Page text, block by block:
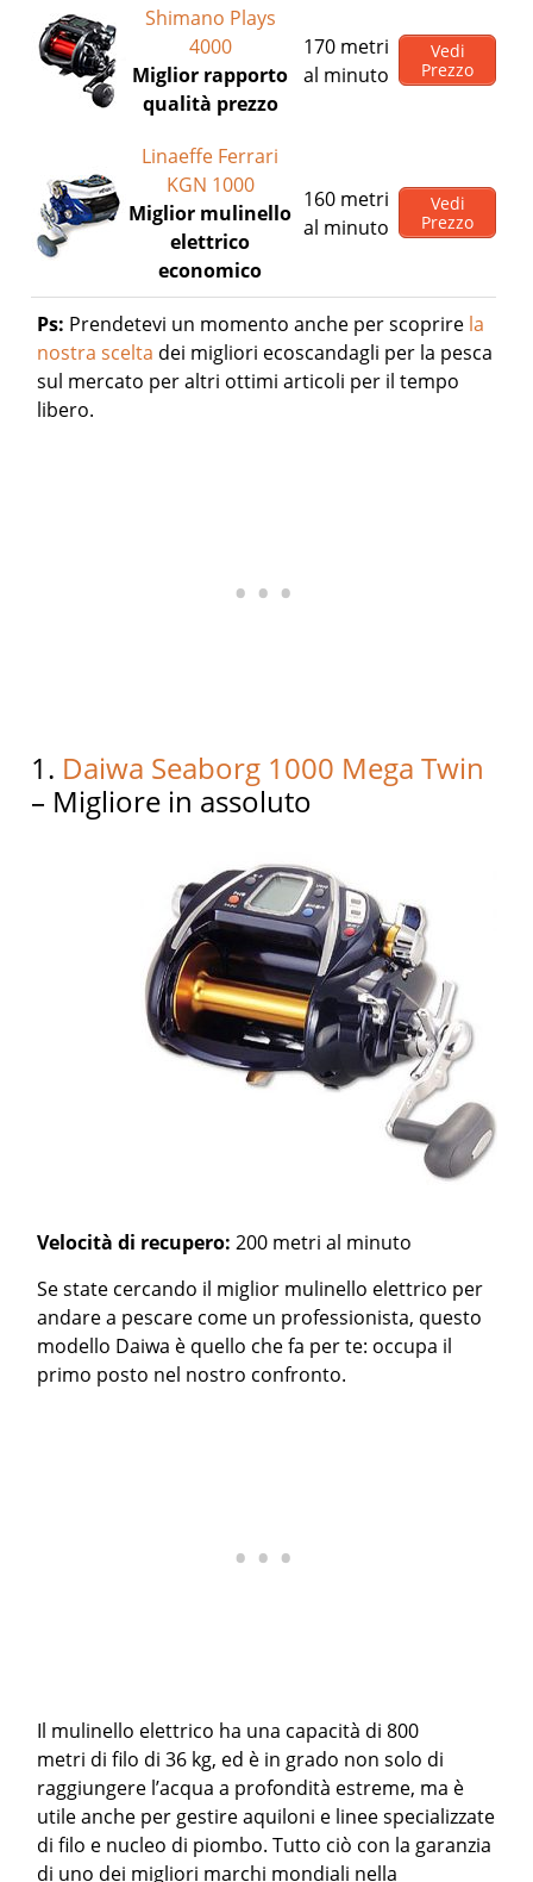
Shimano Plays
4000
Miglior rapporto
qualità prezzo
170 metri
al minuto
Vedi
Prezzo
Linaeffe Ferrari
KGN 1000
Miglior mulinello
elettrico
economico
160 metri
al minuto
Vedi
Prezzo
Ps: Prendetevi un momento anche per scoprire la
nostra scelta dei migliori ecoscandagli per la pesca
sul mercato per altri ottimi articoli per il tempo
libero.
1. Daiwa Seaborg 1000 Mega Twin
– Migliore in assoluto
Velocità di recupero:200 metri al minuto
Se state cercando il miglior mulinello elettrico per
andare a pescare come un professionista, questo
modello Daiwa è quello che fa per te: occupa il
primo posto nel nostro confronto.
Il mulinello elettrico ha una capacità di 800
metri di filo di 36 kg, ed è in grado non solo di
raggiungere l’acqua a profondità estreme, ma è
utile anche per gestire aquiloni e linee specializzate
di filo e nucleo di piombo. Tutto ciò con la garanzia
di uno dei migliori marchi mondiali nella